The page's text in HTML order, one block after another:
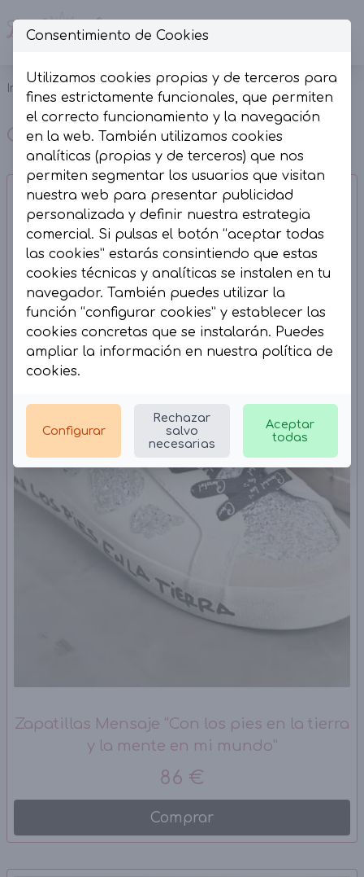
Inicio
Colección
Zapatillas Mensaje “Con los pies en la tierra
y la mente en mi mundo”
86 €
Comprar
Consentimiento de Cookies
Utilizamos cookies propias y de terceros para
fines estrictamente funcionales, que permiten
el correcto funcionamiento y la navegación
en la web. También utilizamos cookies
analíticas (propias y de terceros) que nos
permiten segmentar los usuarios que visitan
nuestra web para presentar publicidad
personalizada y definir nuestra estrategia
comercial. Si pulsas el botón “aceptar todas
las cookies” estarás consintiendo que estas
cookies técnicas y analíticas se instalen en tu
navegador. También puedes utilizar la
función “configurar cookies” y establecer las
cookies concretas que se instalarán. Puedes
ampliar la información en nuestra política de
cookies.
Configurar
Rechazar
salvo
necesarias
Aceptar
todas